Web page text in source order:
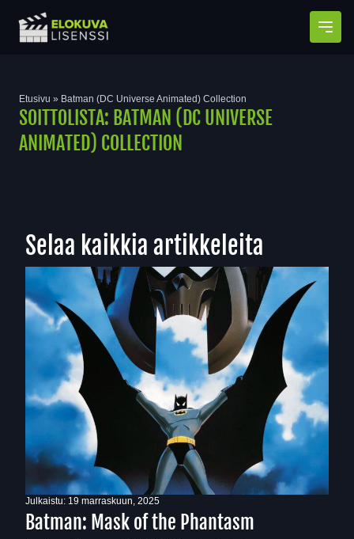
Etusivu » Batman (DC Universe Animated) Collection
SOITTOLISTA: BATMAN (DC UNIVERSE
ANIMATED) COLLECTION
Selaa kaikkia artikkeleita
Julkaistu: 19 marraskuun, 2025
Batman: Mask of the Phantasm